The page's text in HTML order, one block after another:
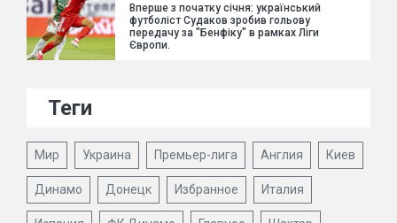
Вперше з початку січня: український
футболіст Судаков зробив гольову
передачу за "Бенфіку" в рамках Ліги
Європи.
Теги
Мир Украина Премьер-лига Англия Киев
Динамо Донецк Избранное Италия